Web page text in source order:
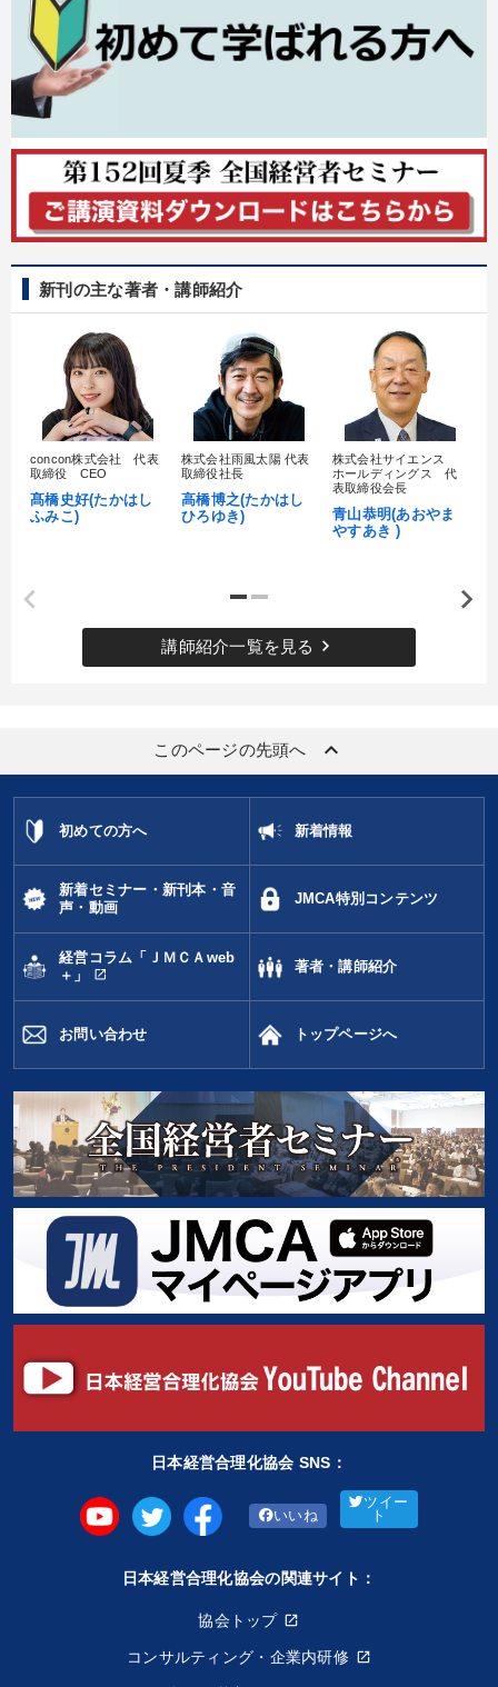
新刊の主な著者・講師紹介
concon株式会社 代表
取締役 CEO
髙橋史好(たかはし
ふみこ)
株式会社雨風太陽 代表
取締役社長
高橋博之(たかはし
ひろゆき)
株式会社サイエンス
ホールディングス 代
表取締役会長
青山恭明(あおやま
やすあき )
講師紹介一覧を見る keyboard_arrow_right
このページの先頭へ keyboard_arrow_up
初めての方へ 新着情報
新着セミナー・新刊本・音
声・動画
JMCA特別コンテンツ
経営コラム「ＪＭＣＡweb
＋」
open_in_new
著者・講師紹介
お問い合わせ トップページへ
日本経営合理化協会 SNS：
いいね
ツイー
ト
日本経営合理化協会の関連サイト：
協会トップ
コンサルティング・企業内研修